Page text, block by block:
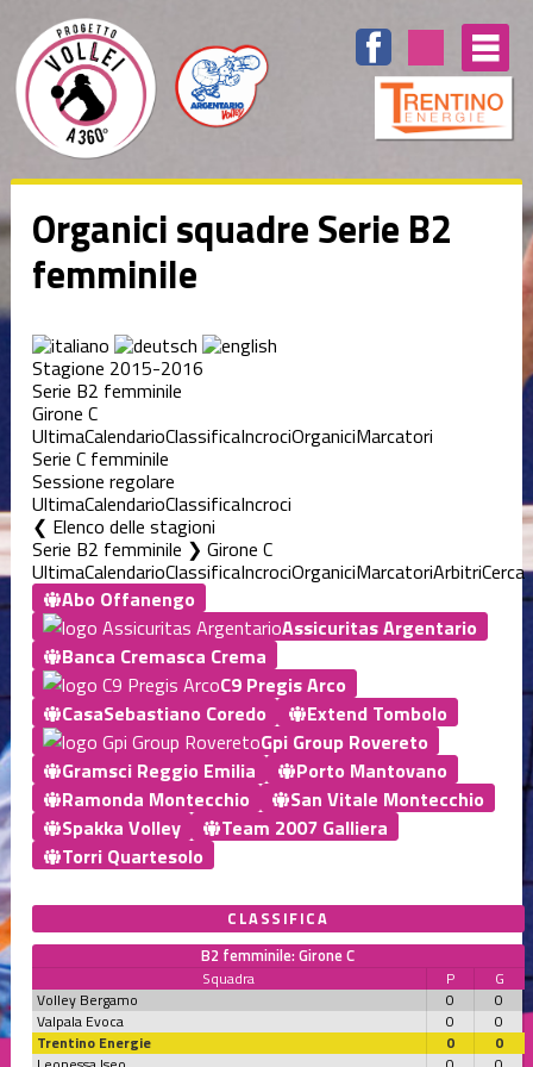
Organici squadre Serie B2
femminile
Stagione 2015-2016
Serie B2 femminile
Girone C
UltimaCalendarioClassificaIncrociOrganiciMarcatori
Serie C femminile
Sessione regolare
UltimaCalendarioClassificaIncroci
Elenco delle stagioni
Serie B2 femminile ❯ Girone C
UltimaCalendarioClassificaIncrociOrganiciMarcatoriArbitriCerca
Abo Offanengo
Assicuritas Argentario
Banca Cremasca Crema
C9 Pregis Arco
CasaSebastiano Coredo
Extend Tombolo
Gpi Group Rovereto
Gramsci Reggio Emilia
Porto Mantovano
Ramonda Montecchio
San Vitale Montecchio
Spakka Volley
Team 2007 Galliera
Torri Quartesolo
CLASSIFICA
B2 femminile: Girone C
Squadra P
G
Volley Bergamo
0
0
Valpala Evoca
0
0
Trentino Energie
0
0